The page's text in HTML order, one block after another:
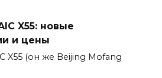
X55: новые
и цены
X55 (он же Beijing Mofang